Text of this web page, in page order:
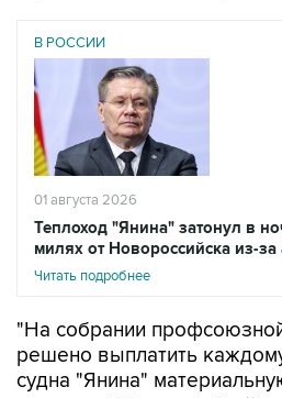
В РОССИИ
01 августа 2026
Теплоход "Янина" затонул в
милях от Новороссийска из-
Читать подробнее
"На собрании
решено выплатить
судна "Янина"